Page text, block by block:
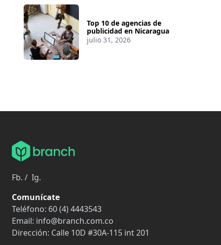
Top 10 de agencias de
publicidad en Nicaragua
julio 31, 2026
Fb. / Ig.
Comunícate
Teléfono: 60 (4) 4443543
Email: info@branch.com.co
Dirección: Calle 10D #30A-115 int 201